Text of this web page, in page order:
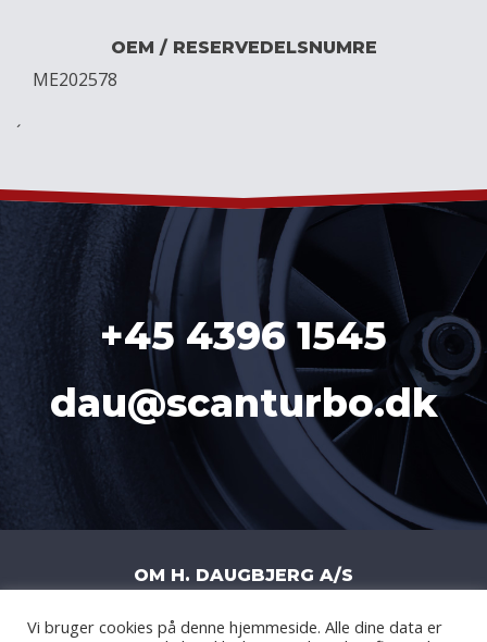
OEM / RESERVEDELSNUMRE
ME202578
´
+45 4396 1545
dau@scanturbo.dk
OM H. DAUGBJERG A/S
H. DAUGBJERG A/S | LITERBUEN 11J |
Vi bruger cookies på denne hjemmeside. Alle dine data er